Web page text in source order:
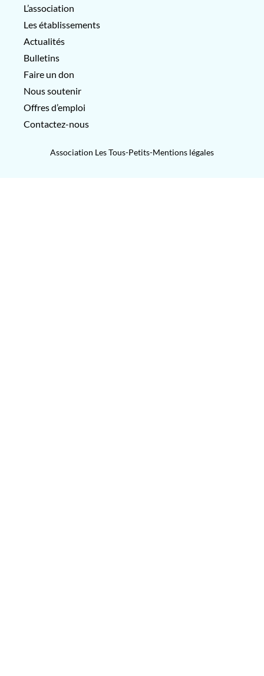
L’association
Les établissements
Actualités
Bulletins
Faire un don
Nous soutenir
Offres d’emploi
Contactez-nous
Association Les Tous-Petits-Mentions légales